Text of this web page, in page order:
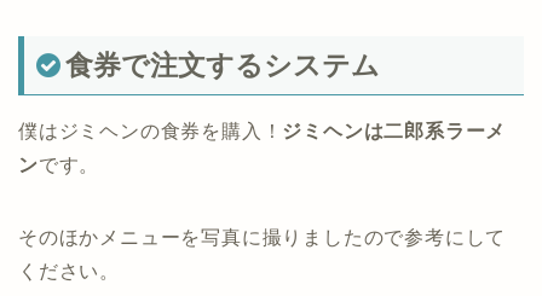
食券で注文するシステム
僕はジミヘンの食券を購入！ ジミヘンは二郎系ラーメ
ンです。
そのほかメニューを写真に撮りましたので参考にして
ください。